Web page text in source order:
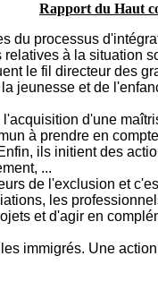
Rapport du Haut
du processus
à la situation
le fil directeur des
jeunesse et de
d'une
à prendre en
ils initient des
...
de l'exclusion et
les
et d'agir en
immigrés. Une